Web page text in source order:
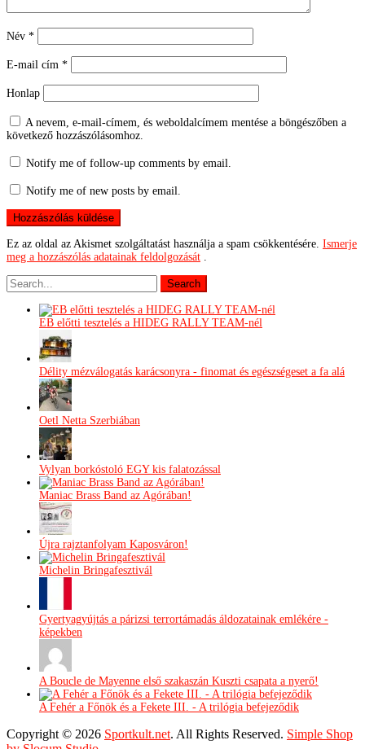
Név *
E-mail cím *
Honlap
A nevem, e-mail-címem, és weboldalcímem mentése a böngészőben a
következő hozzászólásomhoz.
Notify me of follow-up comments by email.
Notify me of new posts by email.
Ez az oldal az Akismet szolgáltatást használja a spam csökkentésére. Ismerje
meg a hozzászólás adatainak feldolgozását .
EB előtti tesztelés a HIDEG RALLY TEAM-nél
Délity mézválogatás karácsonyra - finomat és egészségeset a fa alá
Oetl Netta Szerbiában
Vylyan borkóstoló EGY kis falatozással
Maniac Brass Band az Agórában!
Újra rajztanfolyam Kaposváron!
Michelin Bringafesztivál
Gyertyagyújtás a párizsi terrortámadás áldozatainak emlékére -
képekben
A Boucle de Mayenne első szakaszán Kuszti csapata a nyerő!
A Fehér a Főnök és a Fekete III. - A trilógia befejeződik
Copyright © 2026 Sportkult.net. All Rights Reserved. Simple Shop